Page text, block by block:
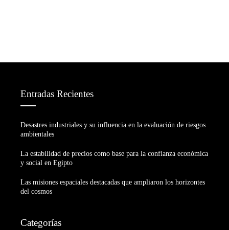
Entradas Recientes
Desastres industriales y su influencia en la evaluación de riesgos
ambientales
La estabilidad de precios como base para la confianza económica
y social en Egipto
Las misiones espaciales destacadas que ampliaron los horizontes
del cosmos
Categorías